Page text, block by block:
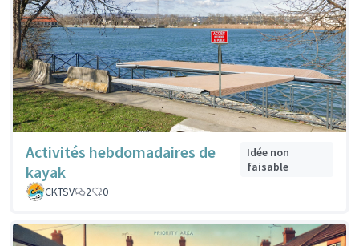
Activités hebdomadaires de
kayak
Idée non
faisable
CKTSV
2 0